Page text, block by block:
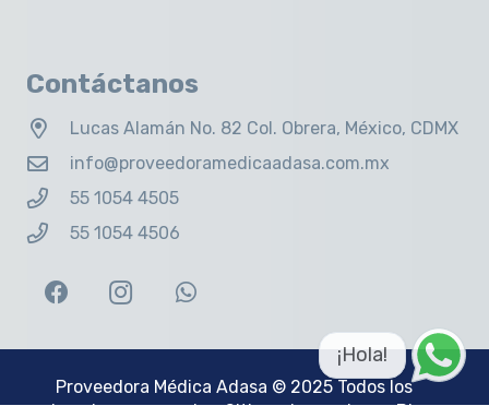
Contáctanos
Lucas Alamán No. 82 Col. Obrera, México, CDMX
info@proveedoramedicaadasa.com.mx
55 1054 4505
55 1054 4506
Proveedora Médica Adasa © 2025 Todos los
¡Hola!